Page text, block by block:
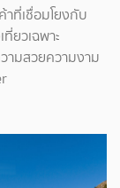
ที่เชื่อมโยงกับ
ยวเฉพาะ
ามสวยความงาม